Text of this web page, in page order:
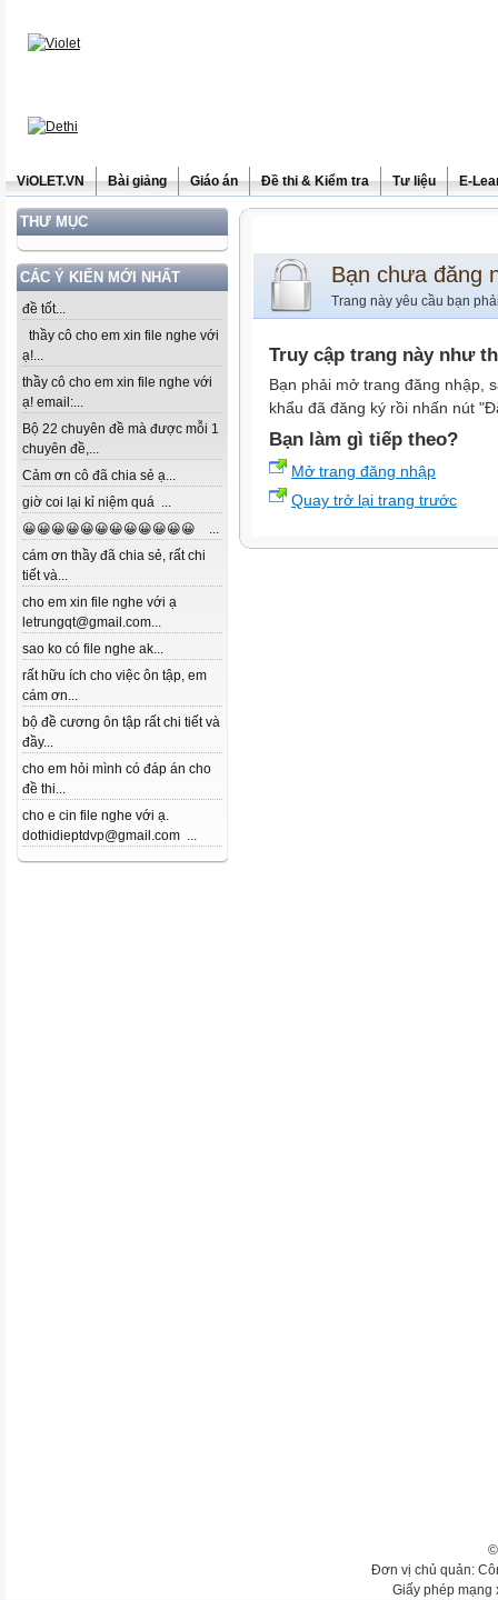
ViOLET.VN Bài giảng Giáo án Đề thi & Kiểm tra Tư liệu E-
THƯ MỤC
CÁC Ý KIẾN MỚI NHẤT
đề tốt...
thầy cô cho em xin file nghe với
ạ!...
thầy cô cho em xin file nghe với
ạ! email:...
Bộ 22 chuyên đề mà được mỗi 1
chuyên đề,...
Cảm ơn cô đã chia sẻ ạ...
giờ coi lại kỉ niệm quá ...
😀😀😀😀😀😀😀😀😀😀😀😀 ...
cám ơn thầy đã chia sẻ, rất chi
tiết và...
cho em xin file nghe với ạ
letrungqt@gmail.com...
sao ko có file nghe ak...
rất hữu ích cho việc ôn tập, em
cám ơn...
bộ đề cương ôn tập rất chi tiết và
đầy...
cho em hỏi mình có đáp án cho
đề thi...
cho e cin file nghe với ạ.
dothidieptdvp@gmail.com ...
Bạn chưa đăng
Trang này yêu cầu bạn
Truy cập trang này như
Bạn phải mở trang đăng nhập,
khẩu đã đăng ký rồi nhấn nút
Bạn làm gì tiếp theo?
Mở trang đăng nhập
Quay trở lại trang trước
Đơn vị chủ quản:
Giấy phép mạng